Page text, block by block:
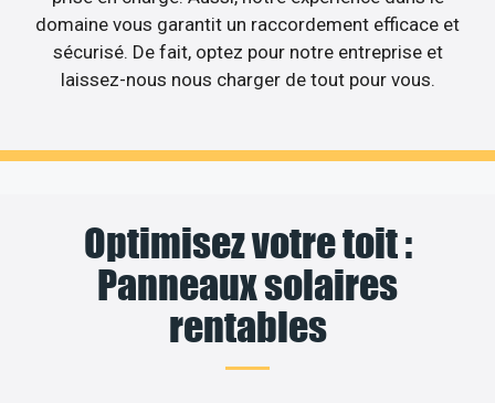
domaine vous garantit un raccordement efficace et
sécurisé. De fait, optez pour notre entreprise et
laissez-nous nous charger de tout pour vous.
Optimisez votre toit :
Panneaux solaires
rentables